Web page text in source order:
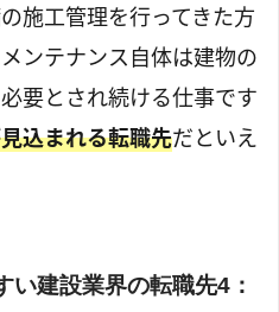
施工管理を行ってきた方
ンテナンス自体は建物の
要とされ続ける仕事です
込まれる転職先だといえ
い建設業界の転職先4：